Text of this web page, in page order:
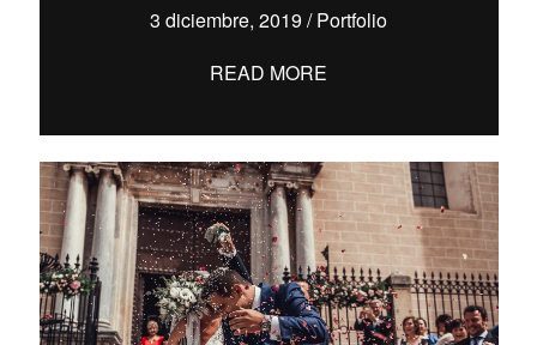
3 diciembre, 2019 /Portfolio
READ MORE